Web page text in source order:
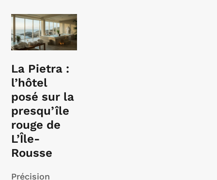
La Pietra :
l’hôtel
posé sur la
presqu’île
rouge de
L’Île-
Rousse
Précision